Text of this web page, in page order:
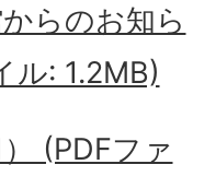
らのお知ら
ル: 1.2MB)
(PDFファ